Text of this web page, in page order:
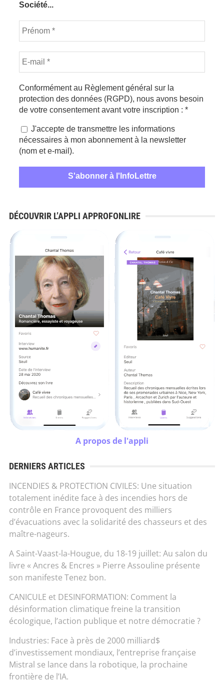
Société...
Conformément au Règlement général sur la
protection des données (RGPD), nous avons besoin
de votre consentement avant votre inscription : *
J'accepte de transmettre les informations
nécessaires à mon abonnement à la newsletter
(nom et e-mail).
DÉCOUVRIR L’APPLI APPROFONLIRE
A propos de l'appli
DERNIERS ARTICLES
INCENDIES & PROTECTION CIVILES: Une situation
totalement inédite face à des incendies hors de
contrôle en France provoquent des milliers
d’évacuations avec la solidarité des chasseurs et des
maître-nageurs.
A Saint-Vaast-la-Hougue, du 18-19 juillet: Au salon du
livre « Ancres & Encres » Pierre Assouline présente
son manifeste Tenez bon.
CANICULE et DESINFORMATION: Comment la
désinformation climatique freine la transition
écologique, l’action publique et notre démocratie ?
Industries: Face à près de 2000 milliard$
d’investissement mondiaux, l’entreprise française
Mistral se lance dans la robotique, la prochaine
frontière de l’IA.